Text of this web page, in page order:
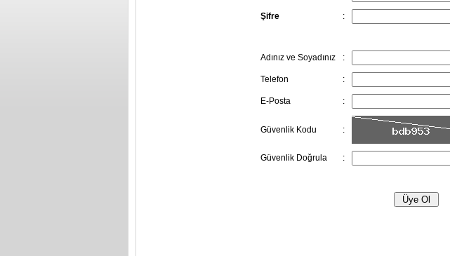
Şifre :
Adınız ve Soyadınız :
Telefon :
E-Posta :
Güvenlik Kodu :
Güvenlik Doğrula :